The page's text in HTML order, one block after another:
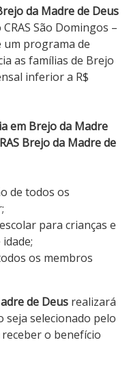
da Madre de Deus
São Domingos –
um programa de
as famílias de Brejo
inferior a R$
em Brejo da Madre
Brejo da Madre de
de todos os
para crianças e
os membros
de Deus realizará
seja selecionado pelo
o benefício